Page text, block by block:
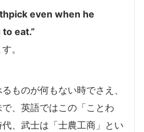
even when he
eat.”
。
ものが何もない時でさえ、
、英語ではこの「ことわ
、武士は「士農工商」とい